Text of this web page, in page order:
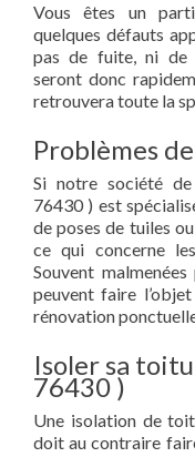
Vous êtes un
quelques défauts
pas de fuite, ni de
seront donc
retrouvera toute la
Problèmes
Si notre société
76430 ) est
de poses de tuiles
ce qui concerne
Souvent
peuvent faire
rénovation
Isoler sa
76430 )
Une isolation de
doit au contraire